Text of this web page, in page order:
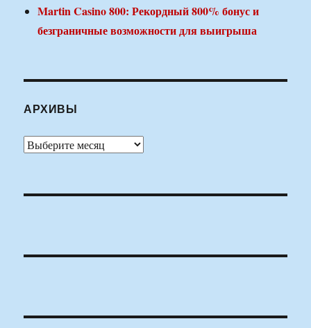
Martin Casino 800: Рекордный 800% бонус и
безграничные возможности для выигрыша
АРХИВЫ
Архивы